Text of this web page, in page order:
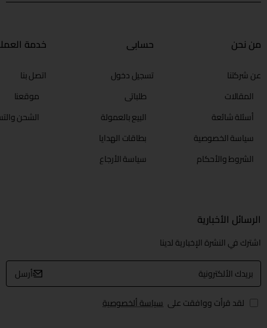
من نحن
عن شركتنا
المقالات
أسئلة شائعة
سياسة الخصوصية
الشروط والأحكام
حسابي
تسجيل دخول
طلباتي
البيع بالعمولة
بطاقات الهدايا
سياسة الأرجاع
خدمة
اتصل بنا
موقعنا
الشحن
الرسائل الأخبارية
اشترك في النشرة الإخبارية لدينا
بريدك
الألكترونية
أرسل
لقد قرأت ووافقت على سياسة ألخصوصية